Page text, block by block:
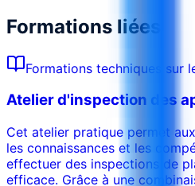
Formations liées
Formations techniques sur
Atelier d'inspection des
Cet atelier pratique permet
les connaissances et les
effectuer des inspections de
efficace. Grâce à une